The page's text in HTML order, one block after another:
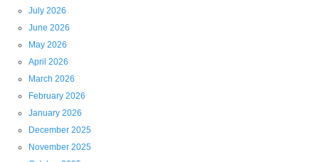
July 2026
June 2026
May 2026
April 2026
March 2026
February 2026
January 2026
December 2025
November 2025